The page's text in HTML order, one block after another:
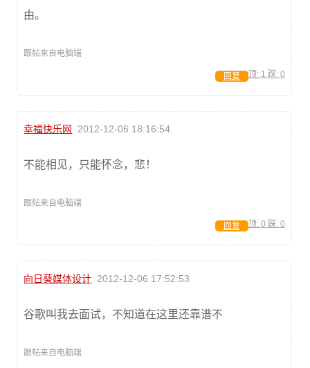
由。
跟帖来自电脑端
顶: 1 踩: 0
回复
幸福快乐网 2012-12-06 18:16:54
不能相见，只能怀念，悲！
跟帖来自电脑端
顶: 0 踩: 0
回复
向日葵媒体设计 2012-12-06 17:52:53
谷歌叫我去面试，不知道在这里还靠谱不
跟帖来自电脑端